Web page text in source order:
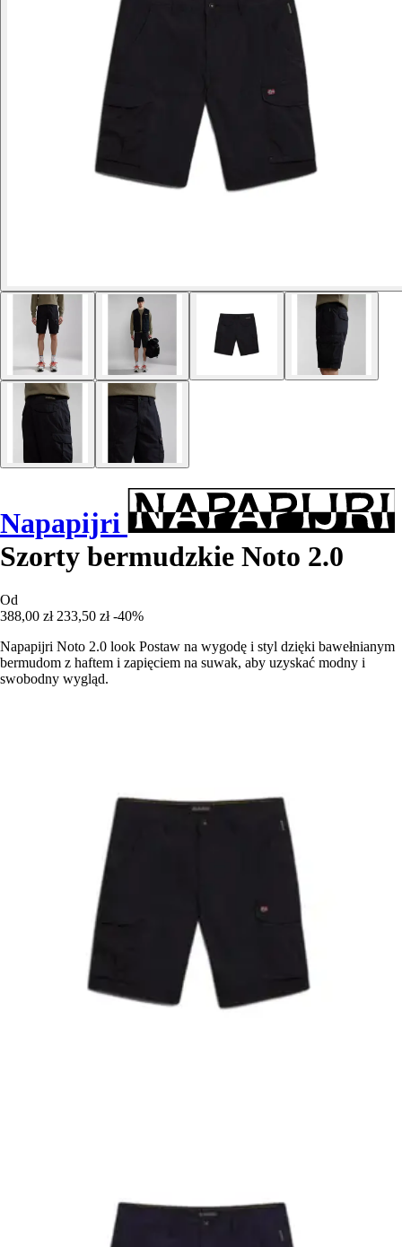
Napapijri
Szorty bermudzkie Noto 2.0
Od
388,00 zł 233,50 zł -40%
Napapijri Noto 2.0 look Postaw na wygodę i styl dzięki bawełnianym
bermudom z haftem i zapięciem na suwak, aby uzyskać modny i
swobodny wygląd.